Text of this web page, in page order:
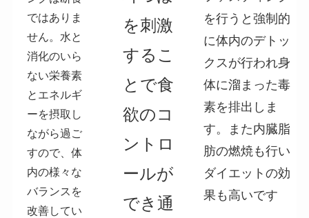
ではありま
せん。水と
消化のいら
ない栄養素
とエネルギ
ーを摂取し
ながら過ご
すので、体
内の様々な
バランスを
改善してい
を刺激
するこ
とで食
欲のコ
ントロ
ールが
でき通
を行うと強制的
に体内のデトッ
クスが行われ身
体に溜まった毒
素を排出しま
す。また内臓脂
肪の燃焼も行い
ダイエットの効
果も高いです